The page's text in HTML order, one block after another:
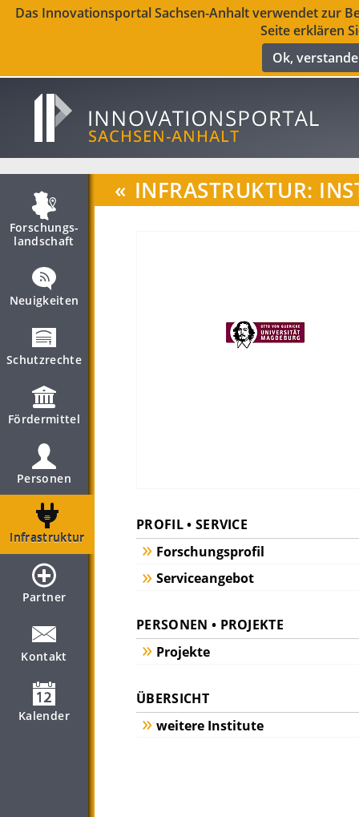
Das Innovationsportal Sachsen-Anhalt verwendet zur
Seite erklären
Ok,
Forschungs­
landschaft
Neuigkeiten
Schutzrechte
Fördermittel
Personen
Infrastruktur
Partner
Kontakt
Kalender
« INFRASTRUKTUR:
PROFIL • SERVICE
Forschungsprofil
Serviceangebot
PERSONEN • PROJEKTE
Projekte
ÜBERSICHT
weitere Institute